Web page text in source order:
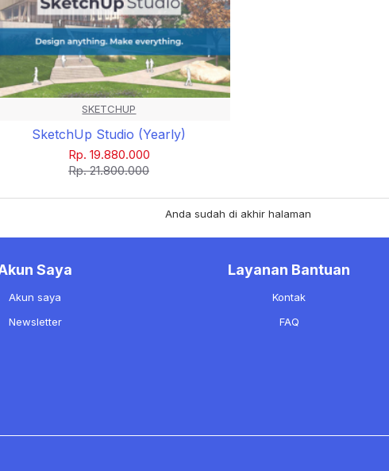
SKETCHUP
SketchUp Studio (Yearly)
Rp. 19.880.000
Rp. 21.800.000
Anda sudah di akhir halaman
Saya
Akun saya
Newsletter
Layanan Bantuan
Kontak
FAQ